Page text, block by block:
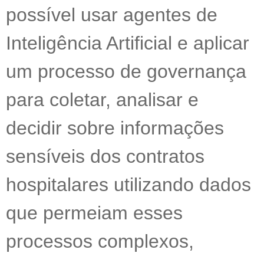
possível usar agentes de
Inteligência Artificial e aplicar
um processo de governança
para coletar, analisar e
decidir sobre informações
sensíveis dos contratos
hospitalares utilizando dados
que permeiam esses
processos complexos,